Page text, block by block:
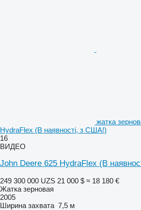
жатка
HydraFlex (В наявності, з США!)
16
ВИДЕО
John Deere 625 HydraFlex (В
249 300 000 UZS 21 000 $ ≈ 18 180 €
Жатка зерновая
2005
Ширина захвата 7,5 м